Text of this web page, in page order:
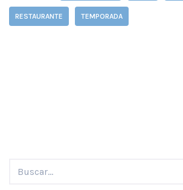
RESTAURANTE TEMPORADA